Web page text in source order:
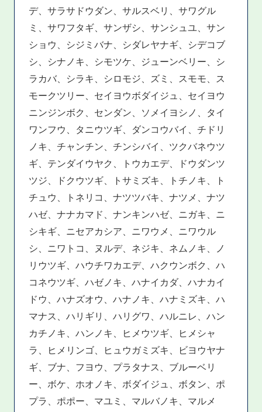
デ、サラサドウダン、サルスベリ、サワグル
ミ、サワフタギ、サンザシ、サンシュユ、サン
ショウ、シジミバナ、シダレヤナギ、シデコブ
シ、シナノキ、シモツケ、ジューンベリー、シ
ラカバ、シラキ、シロモジ、ズミ、スモモ、ス
モークツリー、セイヨウボダイジュ、セイヨウ
ニンジンボク、センダン、ソメイヨシノ、タイ
ワンフウ、タニウツギ、ダンコウバイ、チドリ
ノキ、チャンチン、チンシバイ、ツクバネウツ
ギ、テンダイウヤク、トウカエデ、ドウダンツ
ツジ、ドクウツギ、トサミズキ、トチノキ、ト
チュウ、トネリコ、ナツツバキ、ナツメ、ナツ
ハゼ、ナナカマド、ナンキンハゼ、ニガキ、ニ
シキギ、ニセアカシア、ニワウメ、ニワウル
シ、ニワトコ、ヌルデ、ネジキ、ネムノキ、ノ
リウツギ、ハウチワカエデ、ハクウンボク、ハ
コネウツギ、ハゼノキ、ハナイカダ、ハナカイ
ドウ、ハナズオウ、ハナノキ、ハナミズキ、ハ
マナス、ハリギリ、ハリグワ、ハルニレ、ハン
カチノキ、ハンノキ、ヒメウツギ、ヒメシャ
ラ、ヒメリンゴ、ヒュウガミズキ、ビヨウヤナ
ギ、ブナ、フヨウ、プラタナス、ブルーベリ
ー、ボケ、ホオノキ、ボダイジュ、ボタン、ポ
プラ、ポポー、マユミ、マルバノキ、マルメ